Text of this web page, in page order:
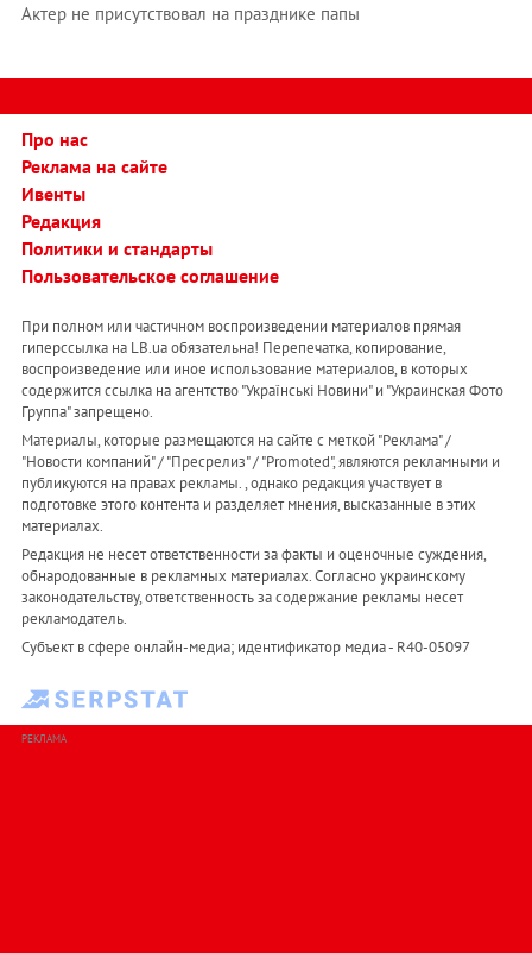
Актер не присутствовал на празднике папы
Про нас
Реклама на сайте
Ивенты
Редакция
Политики и стандарты
Пользовательское соглашение
При полном или частичном воспроизведении материалов прямая
гиперссылка на LB.ua обязательна! Перепечатка, копирование,
воспроизведение или иное использование материалов, в которых
содержится ссылка на агентство "Українськi Новини" и "Украинская Фото
Группа" запрещено.
Материалы, которые размещаются на сайте с меткой "Реклама" /
"Новости компаний" / "Пресрелиз" / "Promoted", являются рекламными и
публикуются на правах рекламы. , однако редакция участвует в
подготовке этого контента и разделяет мнения, высказанные в этих
материалах.
Редакция не несет ответственности за факты и оценочные суждения,
обнародованные в рекламных материалах. Согласно украинскому
законодательству, ответственность за содержание рекламы несет
рекламодатель.
Субъект в сфере онлайн-медиа; идентификатор медиа - R40-05097
РЕКЛАМА